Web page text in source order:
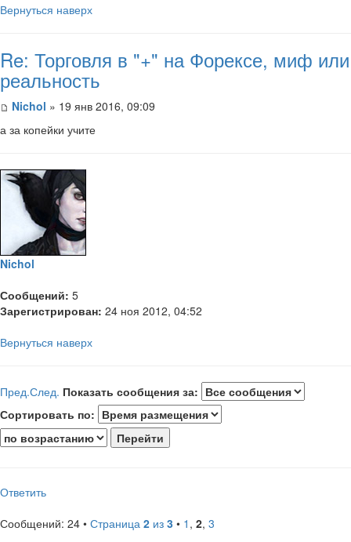
Вернуться наверх
Re: Торговля в "+" на Форексе, миф или
реальность
Nichol » 19 янв 2016, 09:09
а за копейки учите
Nichol
Сообщений: 5
Зарегистрирован: 24 ноя 2012, 04:52
Вернуться наверх
Пред.След. Показать сообщения за:
Сортировать по:
Ответить
Сообщений: 24 • Страница 2 из 3 • 1 , 2, 3